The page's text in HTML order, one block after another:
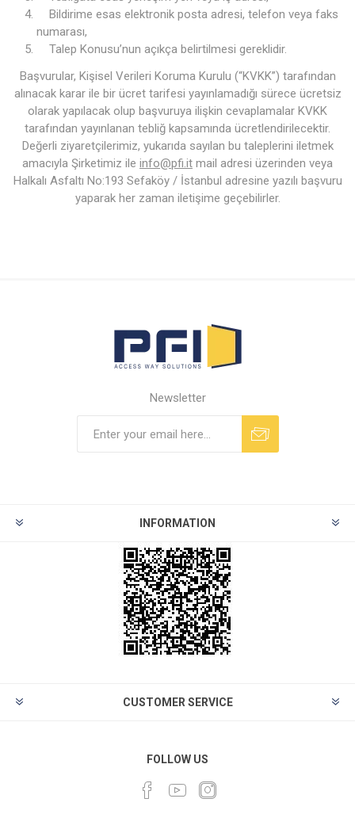
Bildirime esas elektronik posta adresi, telefon veya faks
numarası,
Talep Konusu’nun açıkça belirtilmesi gereklidir.
Başvurular, Kişisel Verileri Koruma Kurulu (“KVKK”) tarafından
alınacak karar ile bir ücret tarifesi yayınlamadığı sürece ücretsiz
olarak yapılacak olup başvuruya ilişkin cevaplamalar KVKK
tarafından yayınlanan tebliğ kapsamında ücretlendirilecektir.
Değerli ziyaretçilerimiz, yukarıda sayılan bu taleplerini iletmek
amacıyla Şirketimiz ile info@pfi.it mail adresi üzerinden veya
Halkalı Asfaltı No:193 Sefaköy / İstanbul adresine yazılı başvuru
yaparak her zaman iletişime geçebilirler.
Newsletter
INFORMATION
CUSTOMER SERVICE
FOLLOW US